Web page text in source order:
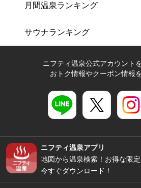
月間温泉ランキング
サウナランキング
ニフティ温泉公式アカウント
おトク情報やクーポン情報
ニフティ温泉アプリ
地図から温泉検索！お得な限定
今すぐダウンロード！